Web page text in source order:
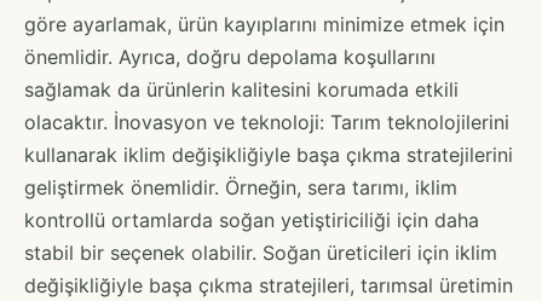
göre ayarlamak, ürün kayıplarını minimize etmek için
önemlidir. Ayrıca, doğru depolama koşullarını
sağlamak da ürünlerin kalitesini korumada etkili
olacaktır. İnovasyon ve teknoloji: Tarım teknolojilerini
kullanarak iklim değişikliğiyle başa çıkma stratejilerini
geliştirmek önemlidir. Örneğin, sera tarımı, iklim
kontrollü ortamlarda soğan yetiştiriciliği için daha
stabil bir seçenek olabilir. Soğan üreticileri için iklim
değişikliğiyle başa çıkma stratejileri, tarımsal üretimin